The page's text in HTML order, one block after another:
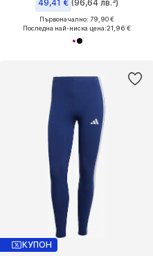
49,41 € (96,64 лв.³)
Първоначално: 79,90 €
Последна най-ниска цена:21,96 €
КУПОН